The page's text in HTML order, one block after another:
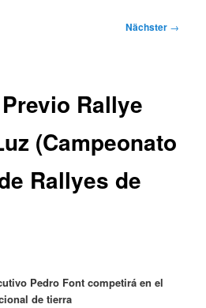
Nächster →
Rallye
(Campeonato
Rallyes de
Pedro Font competirá en el
de tierra